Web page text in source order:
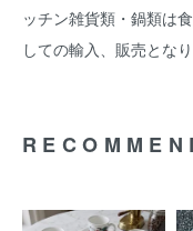
ッチン雑貨類・鍋類は
しての輸入、販売となり